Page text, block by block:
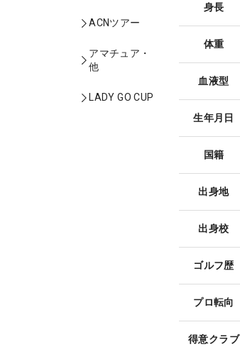
ACNツアー
アマチュア・
他
LADY GO CUP
身長
体重
血液型
生年月日
国籍
出身地
出身校
ゴルフ歴
プロ転向
得意クラブ